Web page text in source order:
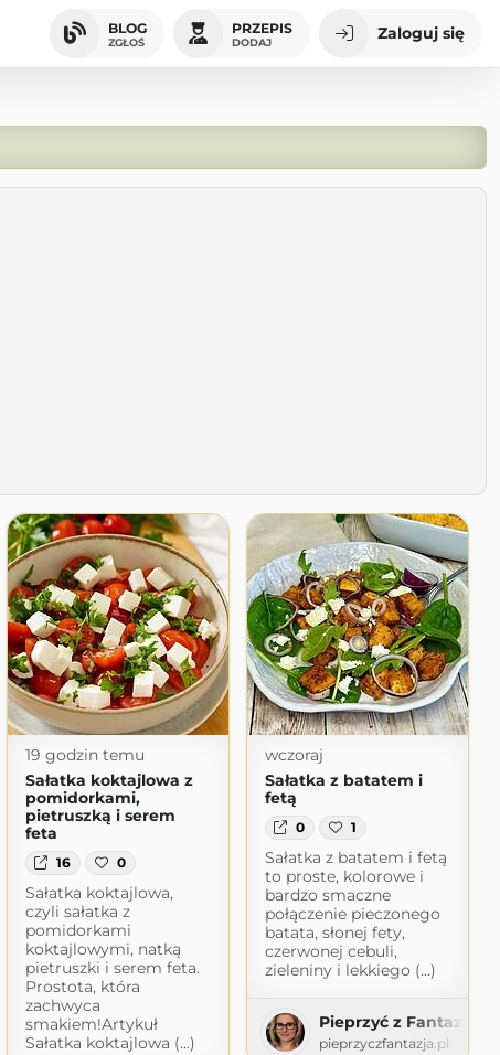
BLOG
ZGŁOŚ
PRZEPIS
DODAJ Zaloguj się
19 godzin temu
Sałatka koktajlowa z
pomidorkami,
pietruszką i serem
feta
16 0
Sałatka koktajlowa,
czyli sałatka z
pomidorkami
koktajlowymi, natką
pietruszki i serem feta.
Prostota, która
zachwyca
smakiem!Artykuł
Sałatka koktajlowa (...)
wczoraj
Sałatka z batatem i
fetą
0 1
Sałatka z batatem i fetą
to proste, kolorowe i
bardzo smaczne
połączenie pieczonego
batata, słonej fety,
czerwonej cebuli,
zieleniny i lekkiego (...)
Pieprzyć z Fantazją
pieprzyczfantazja.pl